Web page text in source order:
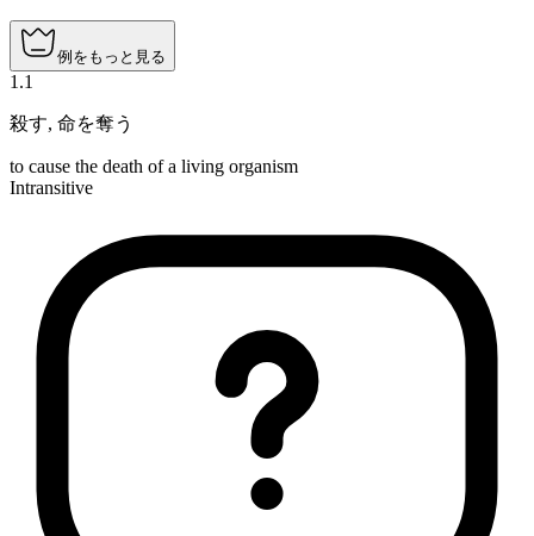
例をもっと見る
1 .1
殺す, 命を奪う
to cause the death of a living organism
Intransitive